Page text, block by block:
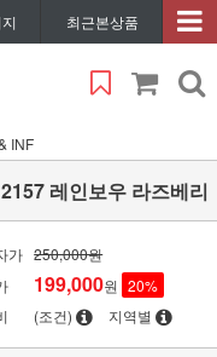
최근본상품
INF
레인보우 라즈베리
가 250,000원
199,000원 20%
(조건) 지역별